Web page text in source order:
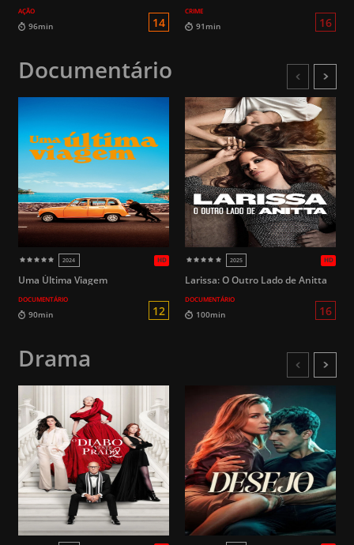
16
AÇÃO CRIME
Documentário
Uma Última Viagem
DOCUMENTÁRIO
Larissa: O Outro Lado de Anitta
DOCUMENTÁRIO
Drama